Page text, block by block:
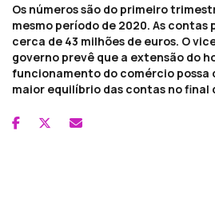
Os números são do primeiro
mesmo período de 2020. As contas
cerca de 43 milhões de euros. O
governo prevê que a extensão do
funcionamento do comércio possa
maior equilíbrio das contas no final